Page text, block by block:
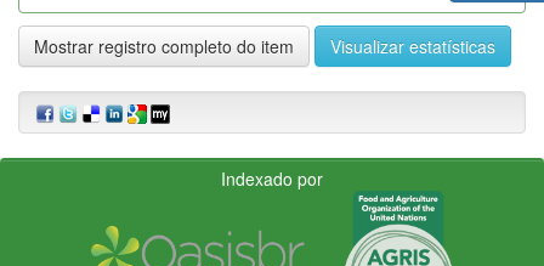
Mostrar registro completo do item Visualizar estatísticas
Indexado por